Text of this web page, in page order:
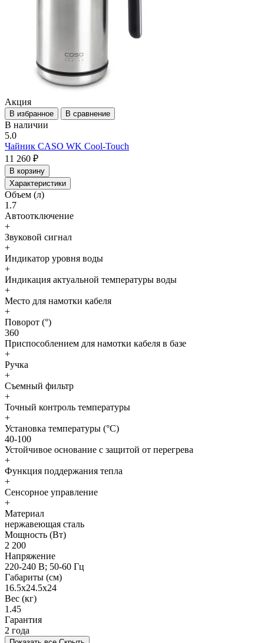
Акция
В избранное В сравнение
В наличии
5.0
Чайник CASO WK Cool-Touch
11 260 ₽
В корзину
Характеристики
Объем (л)
1.7
Автоотключение
+
Звуковой сигнал
+
Индикатор уровня воды
+
Индикация актуальной температуры воды
+
Место для намотки кабеля
+
Поворот (°)
360
Приспособлением для намотки кабеля в базе
+
Ручка
+
Съемный фильтр
+
Точный контроль температуры
+
Установка температуры (°C)
40-100
Устойчивое основание с защитой от перегрева
+
Функция поддержания тепла
+
Сенсорное управление
+
Материал
нержавеющая сталь
Мощность (Вт)
2 200
Напряжение
220-240 В; 50-60 Гц
Габариты (см)
16.5x24.5x24
Вес (кг)
1.45
Гарантия
2 года